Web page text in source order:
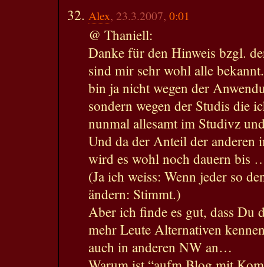
Alex, 23.3.2007, 0:01
@ Thaniell:
Danke für den Hinweis bzgl.
sind mir sehr wohl alle
bin ja nicht wegen der
sondern wegen der Studis die
nunmal allesamt im Studivz
Und da der Anteil der
wird es wohl noch dauern bis
(Ja ich weiss: Wenn jeder so
ändern: Stimmt.)
Aber ich finde es gut, dass Du
mehr Leute Alternativen
auch in anderen NW an…